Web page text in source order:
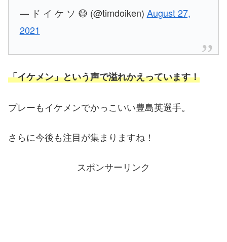
— ド イ ケ ソ 😷 (@timdoiken) August 27,
2021
「イケメン」という声で溢れかえっています！
プレーもイケメンでかっこいい豊島英選手。
さらに今後も注目が集まりますね！
スポンサーリンク